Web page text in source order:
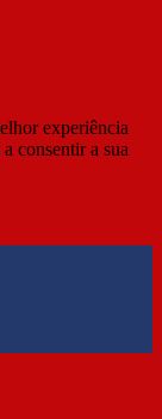
experiência
consentir a sua